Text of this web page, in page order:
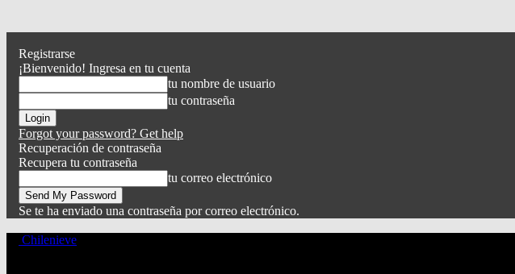
Registrarse
¡Bienvenido! Ingresa en tu cuenta
tu nombre de usuario
tu contraseña
Forgot your password? Get help
Recuperación de contraseña
Recupera tu contraseña
tu correo electrónico
Se te ha enviado una contraseña por correo electrónico.
Chilenieve